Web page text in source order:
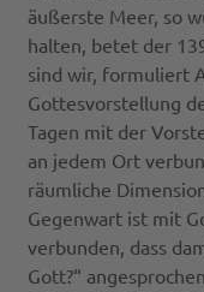
äußerste Meer, so
halten, betet der
sind wir, formuliert
Gottesvorstellung
Tagen mit der
an jedem Ort
räumliche
Gegenwart ist mit
verbunden, dass
Gott?“